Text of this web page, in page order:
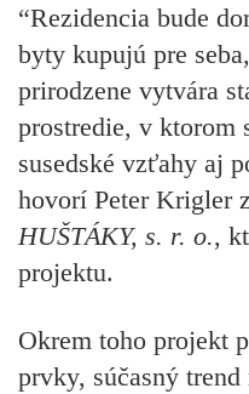
“Rezidencia bude
byty kupujú pre
prirodzene vytvára
prostredie, v ktorom
susedské vzťahy aj
hovorí Peter Krigler
HUŠTÁKY, s. r. o.,
projektu.
Okrem toho projekt
prvky, súčasný